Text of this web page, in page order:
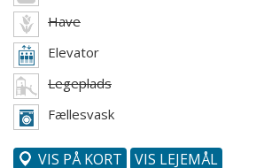
Have
Elevator
Legeplads
Fællesvask
VIS PÅ KORT VIS LEJEMÅL